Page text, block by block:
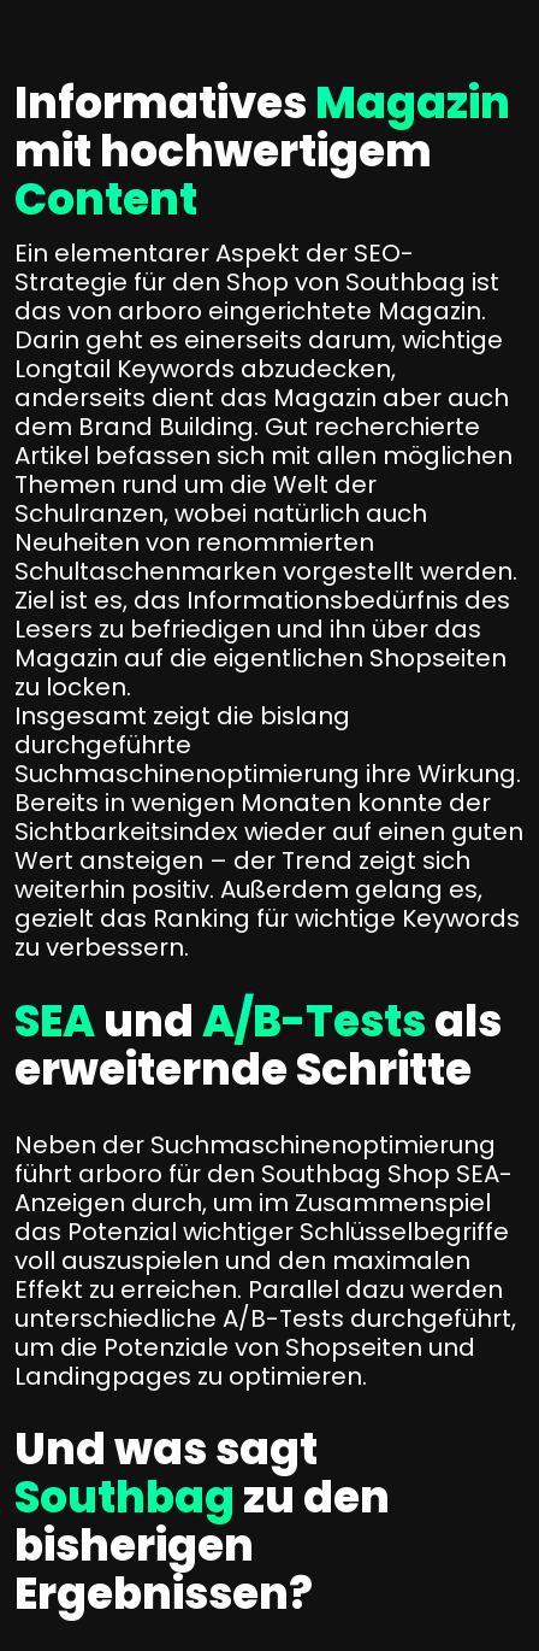
InformativesMagazin
mit hochwertigem
Content
Ein elementarer Aspekt der SEO-
Strategie für den Shop von Southbag ist
das von arboro eingerichtete Magazin.
Darin geht es einerseits darum, wichtige
Longtail Keywords abzudecken,
anderseits dient das Magazin aber auch
dem Brand Building. Gut recherchierte
Artikel befassen sich mit allen möglichen
Themen rund um die Welt der
Schulranzen, wobei natürlich auch
Neuheiten von renommierten
Schultaschenmarken vorgestellt werden.
Ziel ist es, das Informationsbedürfnis des
Lesers zu befriedigen und ihn über das
Magazin auf die eigentlichen Shopseiten
zu locken.
Insgesamt zeigt die bislang
durchgeführte
Suchmaschinenoptimierung ihre Wirkung.
Bereits in wenigen Monaten konnte der
Sichtbarkeitsindex wieder auf einen guten
Wert ansteigen – der Trend zeigt sich
weiterhin positiv. Außerdem gelang es,
gezielt das Ranking für wichtige Keywords
zu verbessern.
SEAundA/B-Testsals
erweiternde Schritte
Neben der Suchmaschinenoptimierung
führt arboro für den Southbag Shop SEA-
Anzeigen durch, um im Zusammenspiel
das Potenzial wichtiger Schlüsselbegriffe
voll auszuspielen und den maximalen
Effekt zu erreichen. Parallel dazu werden
unterschiedliche A/B-Tests durchgeführt,
um die Potenziale von Shopseiten und
Landingpages zu optimieren.
Und was sagt
Southbagzu den
bisherigen
Ergebnissen?